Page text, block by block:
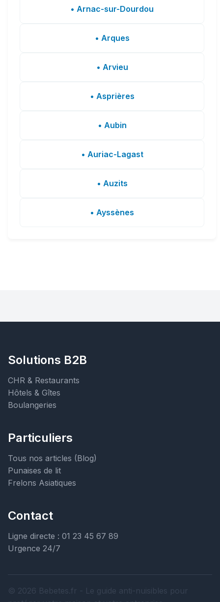
• Arnac-sur-Dourdou
• Arques
• Arvieu
• Asprières
• Aubin
• Auriac-Lagast
• Auzits
• Ayssènes
Solutions B2B
CHR & Restaurants
Hôtels & Gîtes
Boulangeries
Particuliers
Tous nos articles (Blog)
Punaises de lit
Frelons Asiatiques
Contact
Ligne directe : 01 23 45 67 89
Urgence 24/7
© 2026 Bebetes.fr - Le guide anti-nuisibles pour